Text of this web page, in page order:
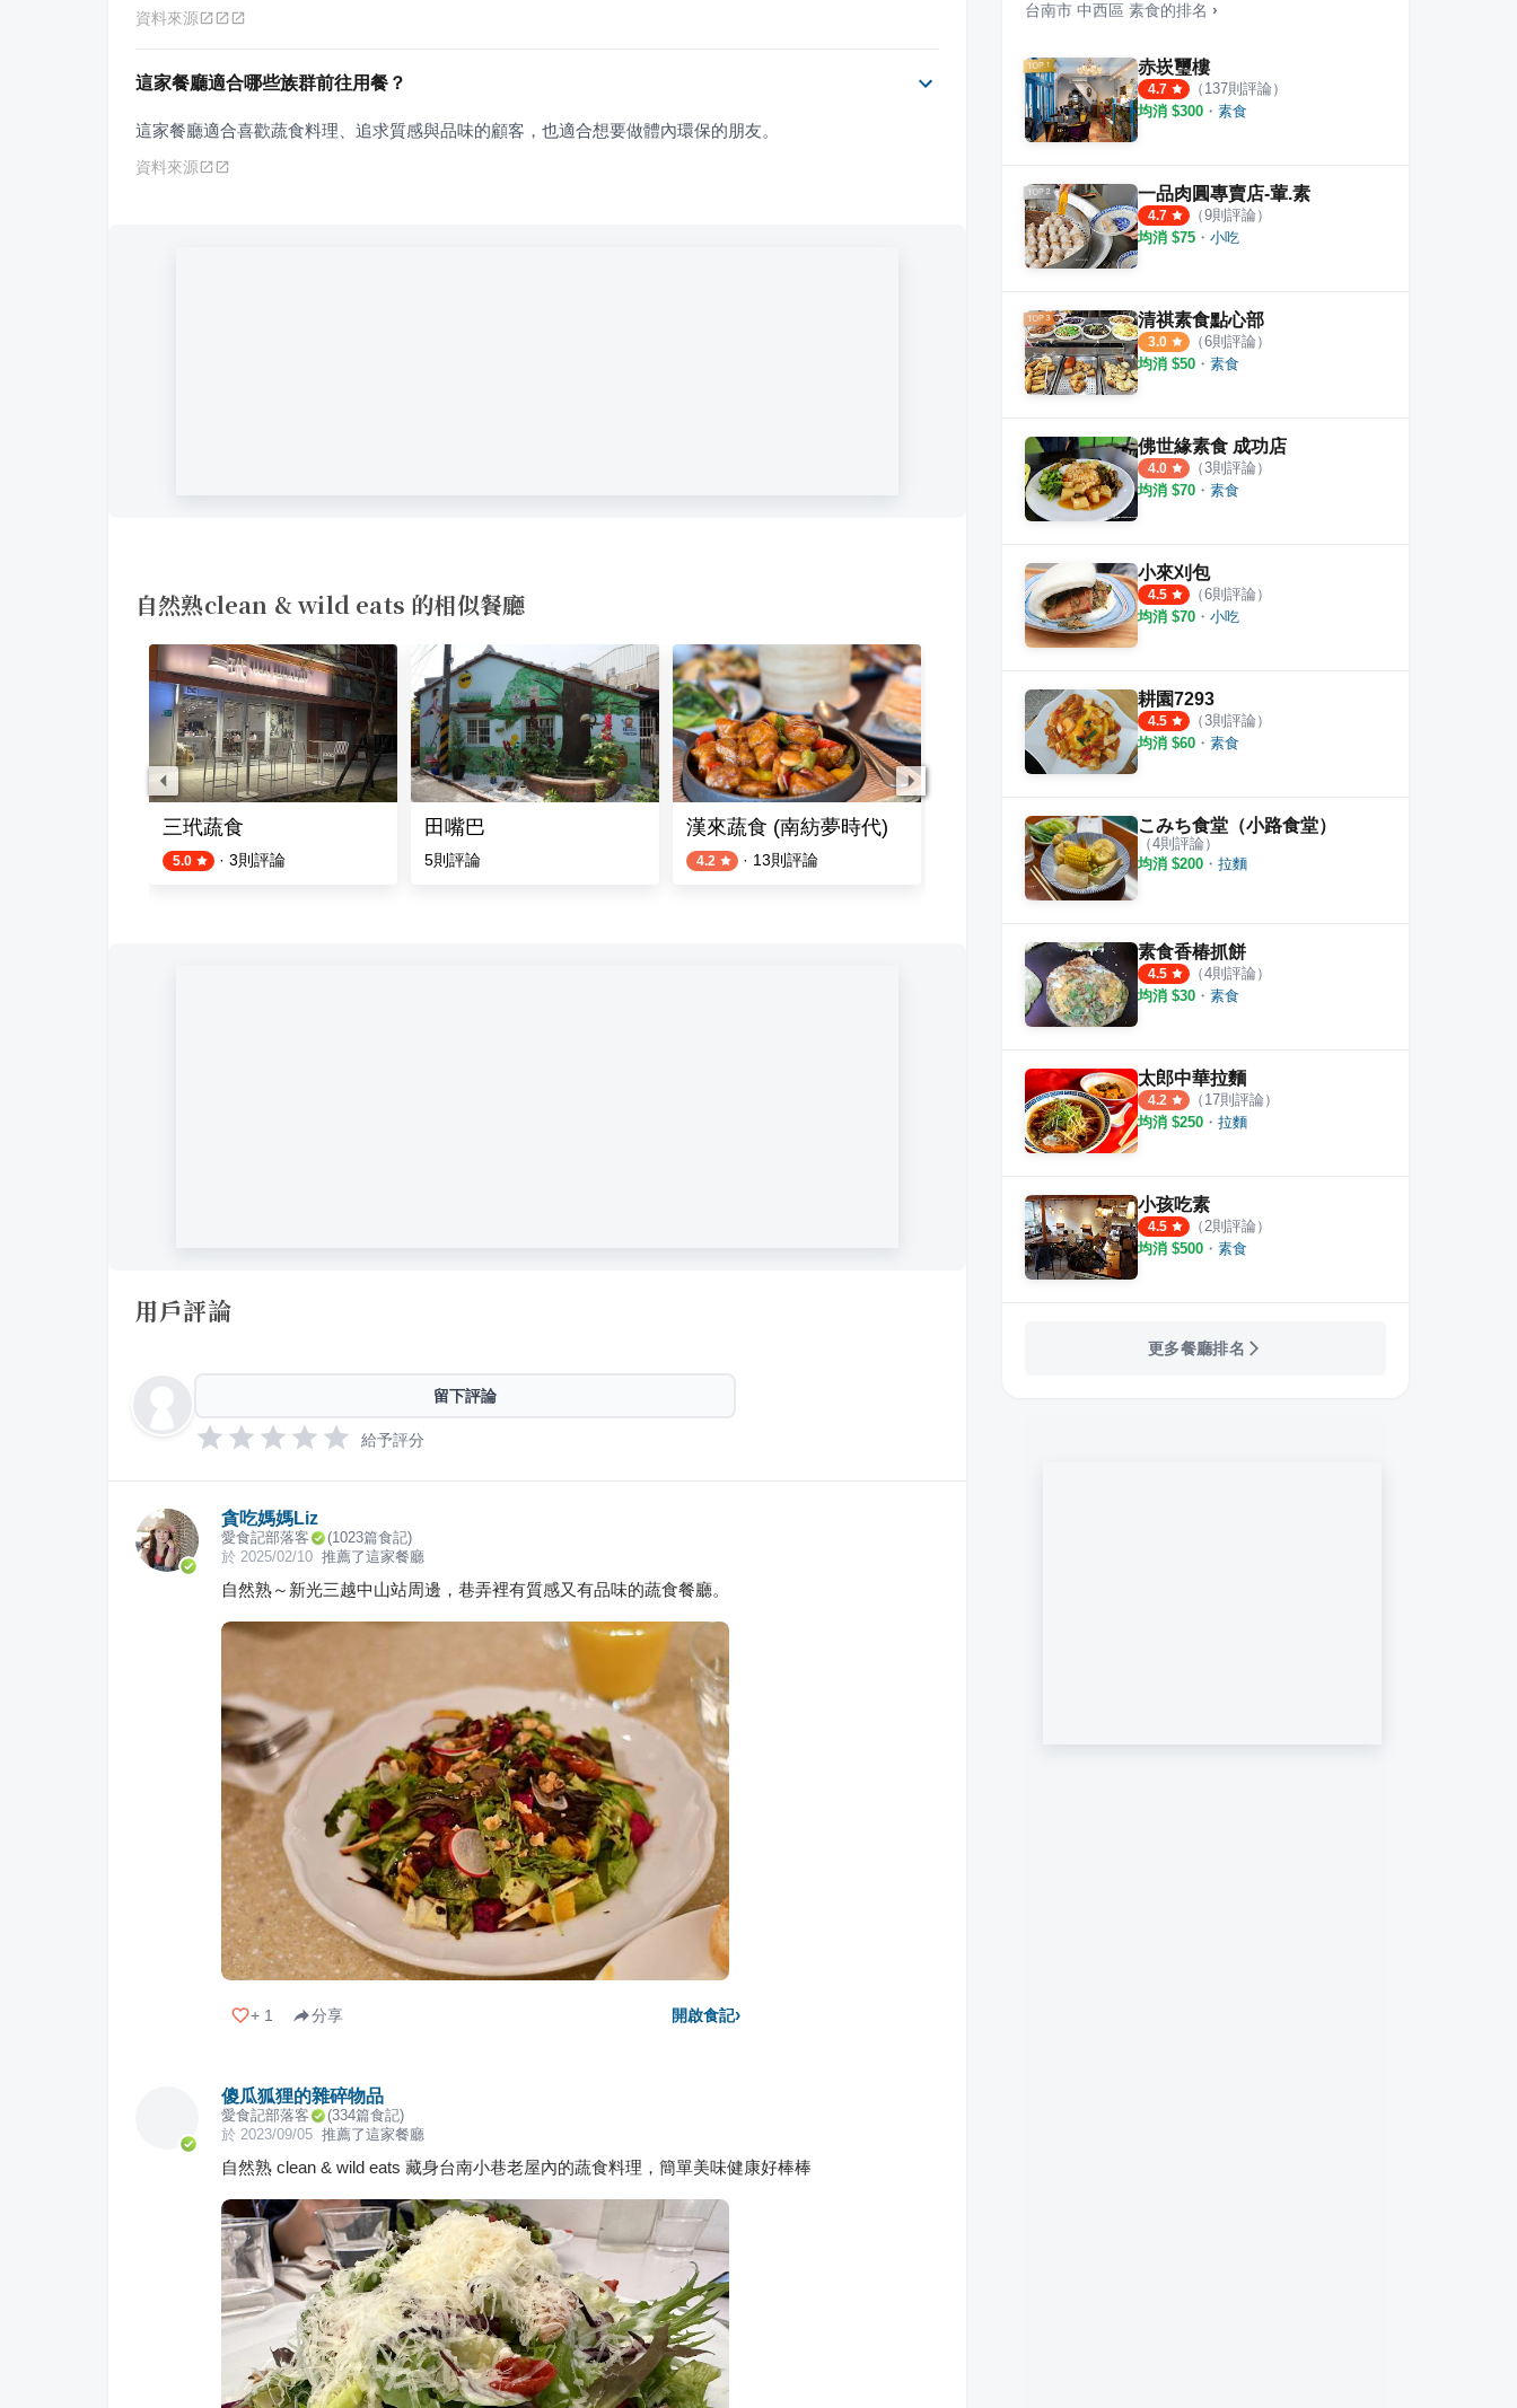
資料來源
這家餐廳適合哪些族群前往用餐？
這家餐廳適合喜歡蔬食料理、追求質感與品味的顧客，也適合想要做體內環保的朋友。
資料來源
自然熟clean & wild eats 的相似餐廳
三玳蔬食
5.0 · 3則評論
田嘴巴
5則評論
漢來蔬食 (南紡夢時代)
4.2 · 13則評論
慈香庭素食餐廳 台南蔬上食
5.0
用戶評論
留下評論
給予評分
貪吃媽媽Liz
愛食記部落客 (1023篇食記)
於 2025/02/10 推薦了這家餐廳
自然熟～新光三越中山站周邊，巷弄裡有質感又有品味的蔬食餐廳。
+ 1 分享 開啟食記›
傻瓜狐狸的雜碎物品
愛食記部落客 (334篇食記)
於 2023/09/05 推薦了這家餐廳
自然熟 clean & wild eats 藏身台南小巷老屋內的蔬食料理，簡單美味健康好棒棒
台南市 中西區 素食的排名 ›
赤崁璽樓
4.7 （ 137則評論）
均消 $300 ・ 素食
一品肉圓專賣店-葷.素
4.7 （9則評論）
均消 $75 ・ 小吃
清祺素食點心部
3.0 （6則評論）
均消 $50 ・ 素食
佛世緣素食 成功店
4.0 （3則評論）
均消 $70 ・ 素食
小來刈包
4.5 （6則評論）
均消 $70 ・ 小吃
耕園7293
4.5 （3則評論）
均消 $60 ・ 素食
こみち食堂（小路食堂）
（4則評論）
均消 $200 ・ 拉麵
素食香椿抓餅
4.5 （4則評論）
均消 $30 ・ 素食
太郎中華拉麵
4.2 （ 17則評論）
均消 $250 ・ 拉麵
小孩吃素
4.5 （ 2則評論）
均消 $500 ・ 素食
更多餐廳排名